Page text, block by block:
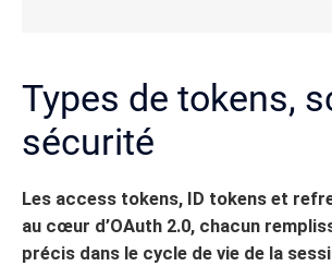
Types de tokens,
sécurité
Les access tokens, ID tokens et
au cœur d’OAuth 2.0, chacun
précis dans le cycle de vie de la